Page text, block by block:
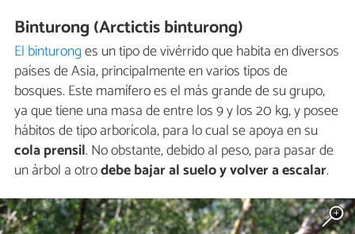
Binturong (Arctictis binturong)
El binturonges un tipo de vivérrido que habita en diversos
países de Asia, principalmente en varios tipos de
bosques. Este mamífero es el más grande de su grupo,
ya que tiene una masa de entre los 9 y los 20 kg, y posee
hábitos de tipo arborícola, para lo cual se apoya en su
cola prensil. No obstante, debido al peso, para pasar de
un árbol a otrodebe bajar al suelo y volver a escalar.